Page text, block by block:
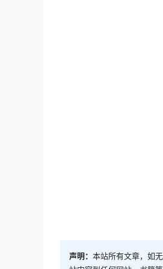
声明： 本站所有文章，如